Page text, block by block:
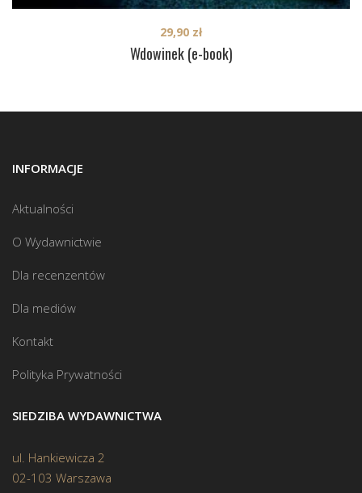
Wdowinek (e-book)
29,90 zł
INFORMACJE
Aktualności
O Wydawnictwie
Dla recenzentów
Dla mediów
Kontakt
Polityka Prywatności
SIEDZIBA WYDAWNICTWA
ul. Hankiewicza 2
02-103 Warszawa